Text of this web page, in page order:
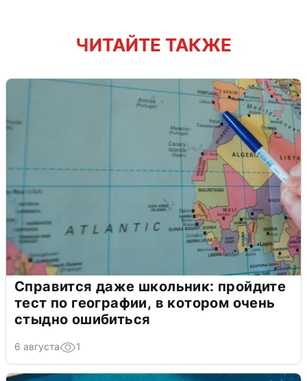
ЧИТАЙТЕ ТАКЖЕ
Справится даже школьник: пройдите
тест по географии, в котором очень
стыдно ошибиться
6 августа 1